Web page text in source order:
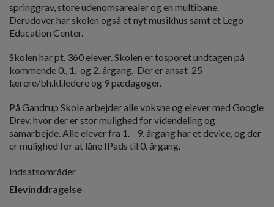
springgrav, store udenomsarealer og en multibane.
Derudover har skolen også et nyt musikhus samt et Lego
Education Center.
Skolen har pt. 360 elever. Skolen er tosporet undtagen på
kommende 0., 1. og 2. årgang. Der er ansat 25
lærere/bh.kl.ledere og 9 pædagoger.
På Gandrup Skole arbejder alle voksne og elever med Google
Drev, hvor der er stor mulighed for videndeling og
samarbejde. Alle elever fra 1. - 9. årgang har et device, og der
er mulighed for at låne IPads til 0. årgang.
Indsatsområder
Elevinddragelse